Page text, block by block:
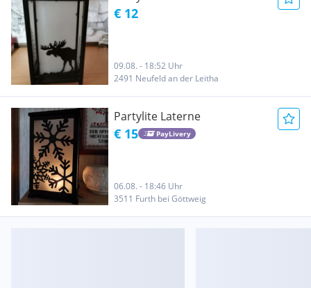
€ 12
09.08. - 18:52 Uhr
2491 Neufeld an der Leitha
Partylite Laterne
€ 15 PayLivery
06.08. - 18:46 Uhr
3511 Furth bei Göttweig